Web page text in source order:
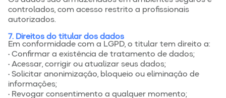
controlados, com acesso restrito a profissionais
autorizados.
7. Direitos do titular dos dados
Em conformidade com a LGPD, o titular tem direito a:
• Confirmar a existência de tratamento de dados;
• Acessar, corrigir ou atualizar seus dados;
• Solicitar anonimização, bloqueio ou eliminação de
informações;
• Revogar consentimento a qualquer momento;